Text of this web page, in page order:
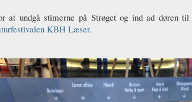
at undgå stimerne på Strøget og ind ad døren
KBH Læser.